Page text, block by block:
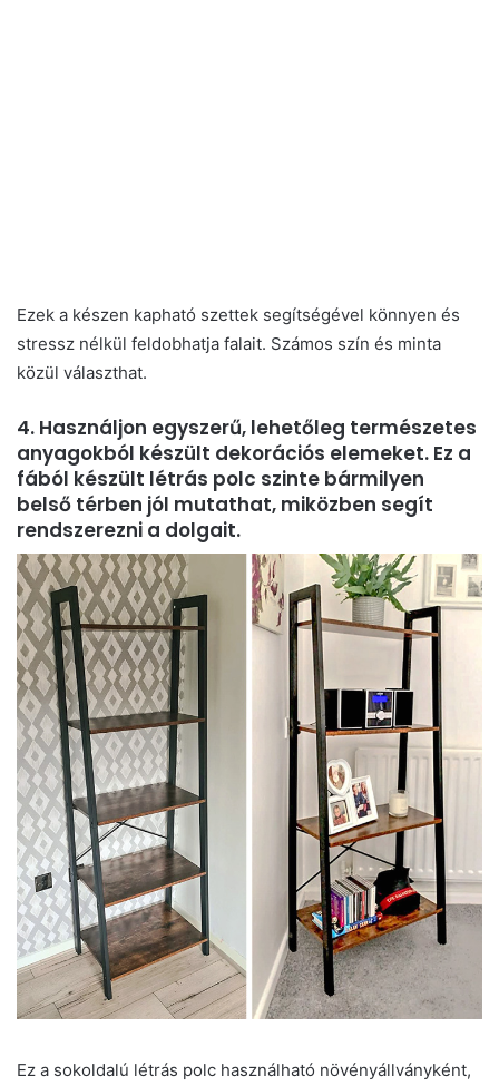
Ezek a készen kapható szettek segítségével könnyen és
stressz nélkül feldobhatja falait. Számos szín és minta
közül választhat.
4. Használjon egyszerű, lehetőleg természetes
anyagokból készült dekorációs elemeket. Ez a
fából készült létrás polc szinte bármilyen
belső térben jól mutathat, miközben segít
rendszerezni a dolgait.
Ez a sokoldalú létrás polc használható növényállványként,